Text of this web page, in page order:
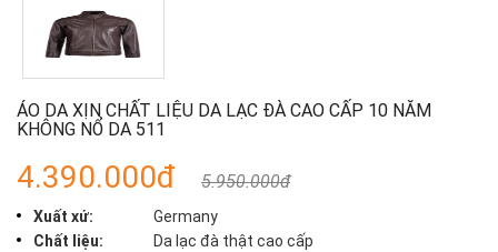
ÁO DA XỊN CHẤT LIỆU DA LẠC ĐÀ CAO CẤP 10 NĂM
KHÔNG NỔ DA 511
4.390.000đ 5.950.000đ
Xuất xứ:
Germany
Chất liệu:
Da lạc đà thật cao cấp